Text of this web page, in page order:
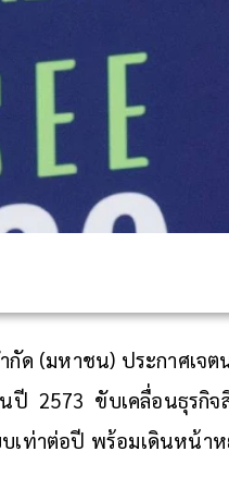
กัด (มหาชน) ประกาศเจ
ปี 2573 ขับเคลื่อนธุรกิจ
เท่าต่อปี พร้อมเดินหน้า